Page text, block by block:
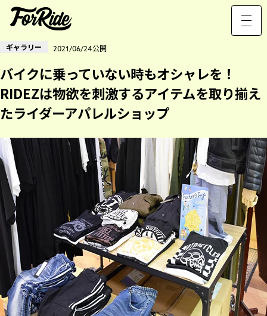
ギャラリー 2021/06/24公開
バイクに乗っていない時もオシャレを！
RIDEZは物欲を刺激するアイテムを取り揃え
たライダーアパレルショップ